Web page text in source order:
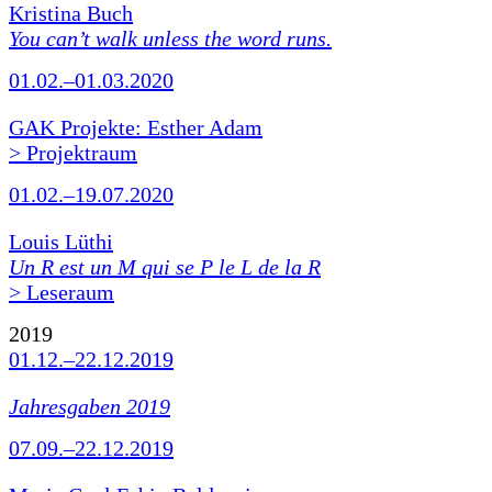
Kristina Buch
You can’t walk unless the word runs.
01.02.–01.03.2020
GAK Projekte: Esther Adam
> Projektraum
01.02.–19.07.2020
Louis Lüthi
Un R est un M qui se P le L de la R
> Leseraum
2019
01.12.–22.12.2019
Jahresgaben 2019
07.09.–22.12.2019